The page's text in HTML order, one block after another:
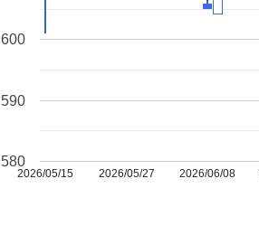
2026/05/15 2026/05/27 2026/06/08
580
590
600